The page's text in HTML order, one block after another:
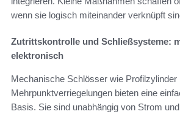
wenn sie logisch miteinander verknüpft
Zutrittskontrolle und Schließsysteme:
elektronisch
Mechanische Schlösser wie Profilzylinder
Mehrpunktverriegelungen bieten eine
Basis. Sie sind unabhängig von Strom